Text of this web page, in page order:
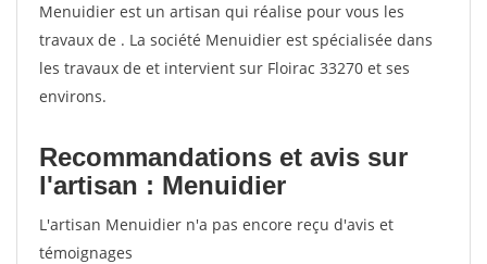
Menuidier est un artisan qui réalise pour vous les
travaux de . La société Menuidier est spécialisée dans
les travaux de et intervient sur Floirac 33270 et ses
environs.
Recommandations et avis sur
l'artisan : Menuidier
L'artisan Menuidier n'a pas encore reçu d'avis et
témoignages